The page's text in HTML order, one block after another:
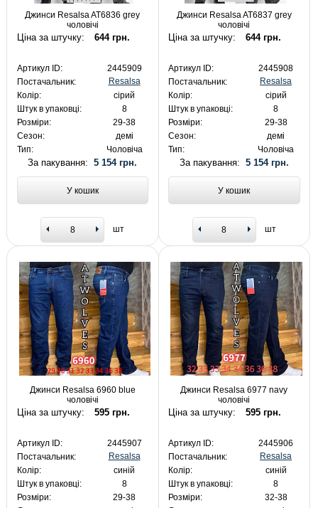
Джинси Resalsa AT6836 grey
чоловічі
Ціна за штучку: 644 грн.
Артикул ID:
2445909
Постачальник:
Resalsa
Колір:
сірий
Штук в упаковці:
8
Розміри:
29-38
Сезон:
демі
Тип:
Чоловіча
За пакування:5 154 грн.
У кошик
шт
Джинси Resalsa AT6837 grey
чоловічі
Ціна за штучку: 644 грн.
Артикул ID:
2445908
Постачальник:
Resalsa
Колір:
сірий
Штук в упаковці:
8
Розміри:
29-38
Сезон:
демі
Тип:
Чоловіча
За пакування: 5 154 грн.
У кошик
шт
Джинси Resalsa 6960 blue
чоловічі
Ціна за штучку: 595 грн.
Артикул ID:
2445907
Постачальник:
Resalsa
Колір:
синій
Штук в упаковці:
8
Розміри:
29-38
Джинси Resalsa 6977 navy
чоловічі
Ціна за штучку: 595 грн.
Артикул ID:
2445906
Постачальник:
Resalsa
Колір:
синій
Штук в упаковці:
8
Розміри:
32-38